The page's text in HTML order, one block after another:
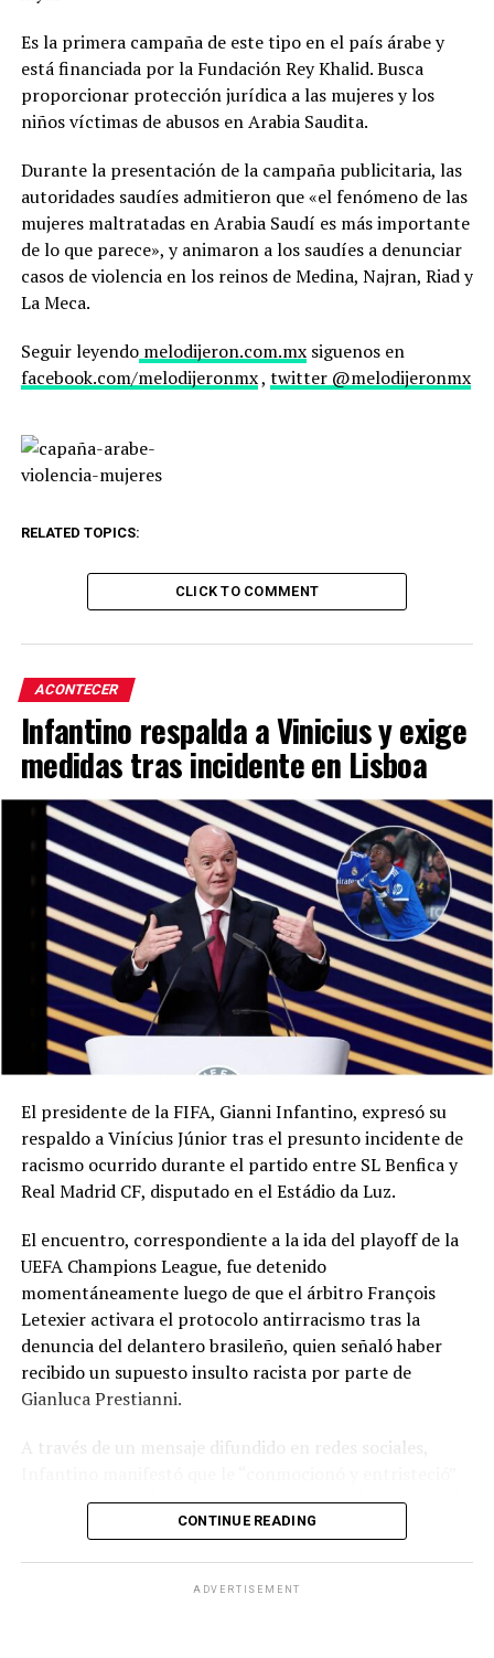
Es la primera campaña de este tipo en el país árabe y
está financiada por la Fundación Rey Khalid. Busca
proporcionar protección jurídica a las mujeres y los
niños víctimas de abusos en Arabia Saudita.
Durante la presentación de la campaña publicitaria, las
autoridades saudíes admitieron que «el fenómeno de las
mujeres maltratadas en Arabia Saudí es más importante
de lo que parece», y animaron a los saudíes a denunciar
casos de violencia en los reinos de Medina, Najran, Riad y
La Meca.
Seguir leyendomelodijeron.com.mxsiguenos en
facebook.com/melodijeronmx, twitter @melodijeronmx
RELATED TOPICS:
CLICK TO COMMENT
ACONTECER
Infantino respalda a Vinicius y exige
medidas tras incidente en Lisboa
El presidente de la FIFA, Gianni Infantino, expresó su
respaldo a Vinícius Júnior tras el presunto incidente de
racismo ocurrido durante el partido entre SL Benfica y
Real Madrid CF, disputado en el Estádio da Luz.
El encuentro, correspondiente a la ida del playoff de la
UEFA Champions League, fue detenido
momentáneamente luego de que el árbitro François
Letexier activara el protocolo antirracismo tras la
denuncia del delantero brasileño, quien señaló haber
recibido un supuesto insulto racista por parte de
Gianluca Prestianni.
A través de un mensaje difundido en redes sociales,
el presunto incidente y afirmó que no hay lugar para el
racismo en el futbol ni en la sociedad. Señaló que es
medidas y que se investiguen los hechos para exigir
CONTINUE READING
ADVERTISEMENT